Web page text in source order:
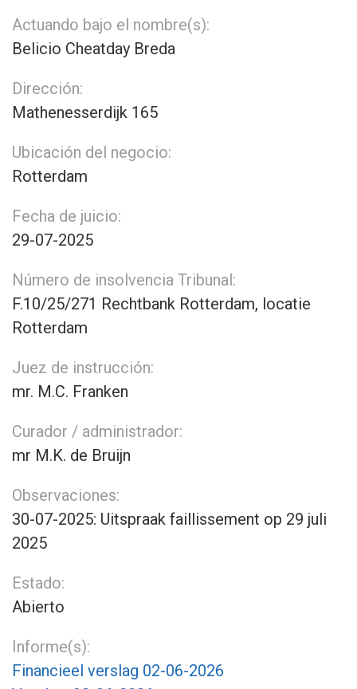
Actuando bajo el nombre(s):
Belicio Cheatday Breda
Dirección:
Mathenesserdijk 165
Ubicación del negocio:
Rotterdam
Fecha de juicio:
29-07-2025
Número de insolvencia Tribunal:
F.10/25/271 Rechtbank Rotterdam, locatie
Rotterdam
Juez de instrucción:
mr. M.C. Franken
Curador / administrador:
mr M.K. de Bruijn
Observaciones:
30-07-2025: Uitspraak faillissement op 29 juli
2025
Estado:
Abierto
Informe(s):
Financieel verslag 02-06-2026